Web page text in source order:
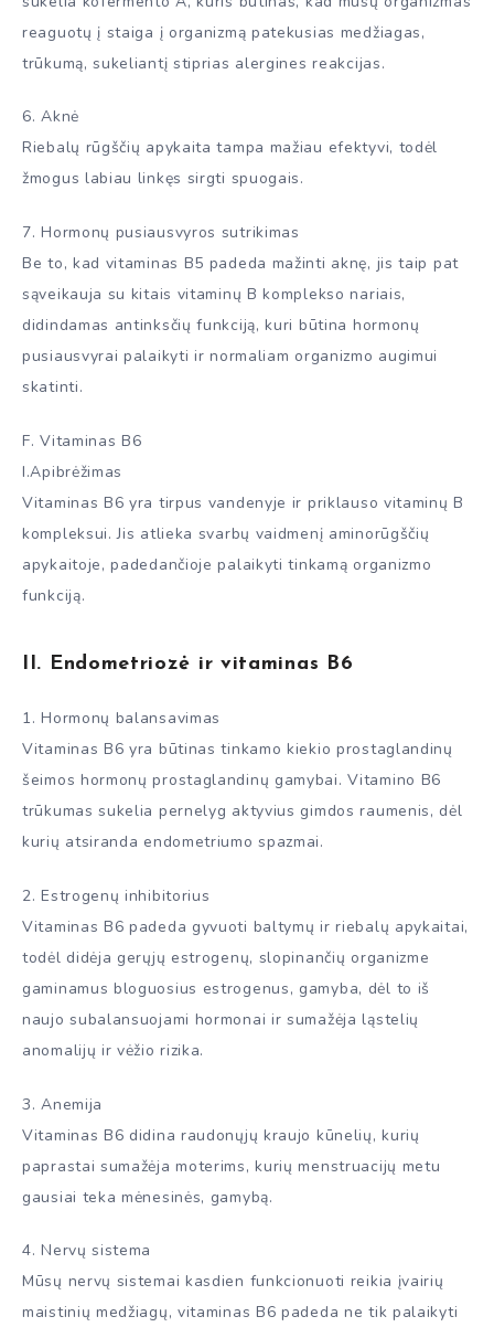
reaguotų į staiga į organizmą patekusias medžiagas,
trūkumą, sukeliantį stiprias alergines reakcijas.
6. Aknė
Riebalų rūgščių apykaita tampa mažiau efektyvi, todėl
žmogus labiau linkęs sirgti spuogais.
7. Hormonų pusiausvyros sutrikimas
Be to, kad vitaminas B5 padeda mažinti aknę, jis taip pat
sąveikauja su kitais vitaminų B komplekso nariais,
didindamas antinksčių funkciją, kuri būtina hormonų
pusiausvyrai palaikyti ir normaliam organizmo augimui
skatinti.
F. Vitaminas B6
I.Apibrėžimas
Vitaminas B6 yra tirpus vandenyje ir priklauso vitaminų B
kompleksui. Jis atlieka svarbų vaidmenį aminorūgščių
apykaitoje, padedančioje palaikyti tinkamą organizmo
funkciją.
II. Endometriozė ir vitaminas B6
1. Hormonų balansavimas
Vitaminas B6 yra būtinas tinkamo kiekio prostaglandinų
šeimos hormonų prostaglandinų gamybai. Vitamino B6
trūkumas sukelia pernelyg aktyvius gimdos raumenis, dėl
kurių atsiranda endometriumo spazmai.
2. Estrogenų inhibitorius
Vitaminas B6 padeda gyvuoti baltymų ir riebalų apykaitai,
todėl didėja gerųjų estrogenų, slopinančių organizme
gaminamus bloguosius estrogenus, gamyba, dėl to iš
naujo subalansuojami hormonai ir sumažėja ląstelių
anomalijų ir vėžio rizika.
3. Anemija
Vitaminas B6 didina raudonųjų kraujo kūnelių, kurių
paprastai sumažėja moterims, kurių menstruacijų metu
gausiai teka mėnesinės, gamybą.
4. Nervų sistema
Mūsų nervų sistemai kasdien funkcionuoti reikia įvairių
maistinių medžiagų, vitaminas B6 padeda ne tik palaikyti